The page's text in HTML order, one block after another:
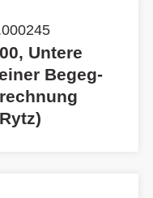
Untere
Begeg-